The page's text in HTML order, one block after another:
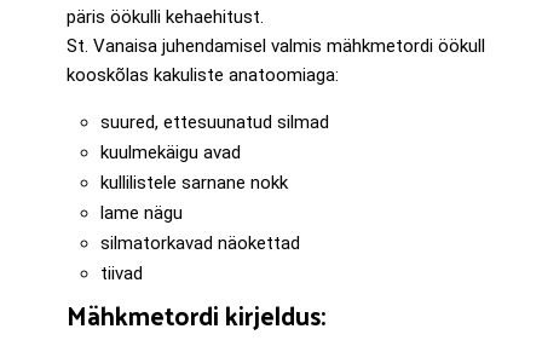
päris öökulli kehaehitust.
St. Vanaisa juhendamisel valmis mähkmetordi öökull
kooskõlas kakuliste anatoomiaga:
suured, ettesuunatud silmad
kuulmekäigu avad
kullilistele sarnane nokk
lame nägu
silmatorkavad näokettad
tiivad
Mähkmetordi kirjeldus: